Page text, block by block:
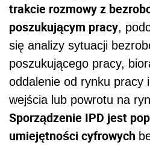
trakcie rozmowy z
poszukującym pracy,
się analizy sytuacji
poszukującego pracy,
oddalenie od rynku pracy
wejścia lub powrotu na
Sporządzenie IPD jest
umiejętności cyfrowych